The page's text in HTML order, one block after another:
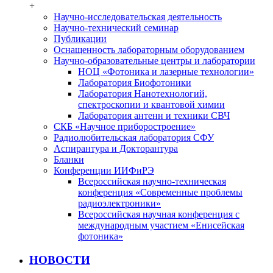
+
Научно-исследовательская деятельность
Научно-технический семинар
Публикации
Оснащенность лабораторным оборудованием
Научно-образовательные центры и лаборатории
НОЦ «Фотоника и лазерные технологии»
Лаборатория Биофотоники
Лаборатория Нанотехнологий,
спектроскопии и квантовой химии
Лаборатория антенн и техники СВЧ
СКБ «Научное приборостроение»
Радиолюбительская лаборатория СФУ
Аспирантура и Докторантура
Бланки
Конференции ИИФиРЭ
Всероссийская научно-техническая
конференция «Современные проблемы
радиоэлектроники»
Всероссийская научная конференция с
международным участием «Енисейская
фотоника»
НОВОСТИ